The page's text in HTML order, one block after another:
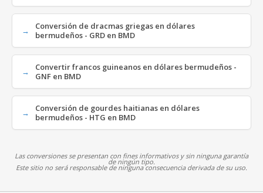
Conversión de dracmas griegas en dólares
bermudeños - GRD en BMD
Convertir francos guineanos en dólares bermudeños -
GNF en BMD
Conversión de gourdes haitianas en dólares
bermudeños - HTG en BMD
Las conversiones se presentan con fines informativos y sin ninguna garantía
de ningún tipo.
Este sitio no será responsable de ninguna consecuencia derivada de su uso.